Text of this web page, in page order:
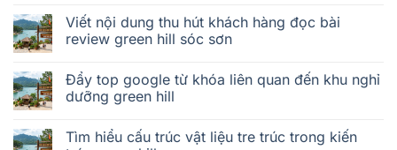
Viết nội dung thu hút khách hàng đọc bài
review green hill sóc sơn
Đẩy top google từ khóa liên quan đến khu nghỉ
dưỡng green hill
Tìm hiểu cấu trúc vật liệu tre trúc trong kiến